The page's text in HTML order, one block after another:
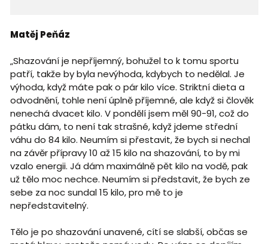
Matěj Peňáz
„Shazování je nepříjemný, bohužel to k tomu sportu
patří, takže by byla nevýhoda, kdybych to nedělal. Je
výhoda, když máte pak o pár kilo více. Striktní dieta a
odvodnění, tohle není úplně příjemné, ale když si člověk
nenechá dvacet kilo. V pondělí jsem měl 90-91, což do
pátku dám, to není tak strašné, když jdeme střední
váhu do 84 kilo. Neumím si přestavit, že bych si nechal
na závěr přípravy 10 až 15 kilo na shazování, to by mi
vzalo energii. Já dám maximálně pět kilo na vodě, pak
už tělo moc nechce. Neumím si představit, že bych ze
sebe za noc sundal 15 kilo, pro mě to je
nepředstavitelný.
Tělo je po shazování unavené, cítí se slabší, občas se